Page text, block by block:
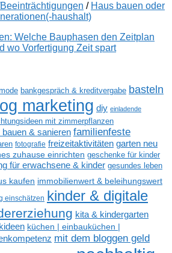
/ Haus bauen oder
haushalt)
Welche Bauphasen den Zeitplan
wo Vorfertigung Zeit spart
bankgespräch & kreditvergabe basteln
marketing diy einladende
mit zimmerpflanzen
& sanieren familienfeste
fotografie freizeitaktivitäten garten neu
zuhause einrichten geschenke für kinder
für erwachsene & kinder gesundes leben
kaufen immobilienwert & beleihungswert
einschätzen kinder & digitale
kita & kindergarten
küchen | einbauküchen |
mit dem bloggen geld